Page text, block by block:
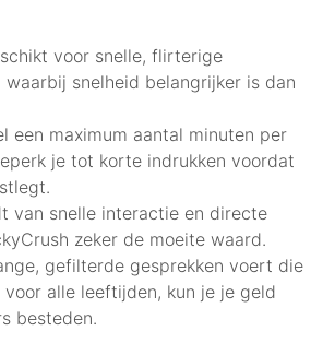
voor snelle, flirterige
waarbij snelheid belangrijker is dan
een maximum aantal minuten per
je tot korte indrukken voordat
van snelle interactie en directe
zeker de moeite waard.
gefilterde gesprekken voert die
alle leeftijden, kun je je geld
besteden.